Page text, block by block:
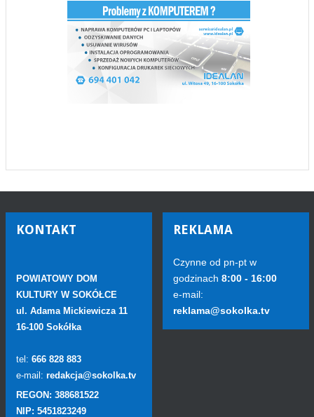
KONTAKT
POWIATOWY DOM
KULTURY W SOKÓŁCE
ul. Adama Mickiewicza 11
16-100 Sokółka
tel: 666 828 883
e-mail: redakcja@sokolka.tv
REGON: 388681522
NIP: 5451823249
REKLAMA
Czynne od pn-pt w
godzinach 8:00 - 16:00
e-mail:
reklama@sokolka.tv